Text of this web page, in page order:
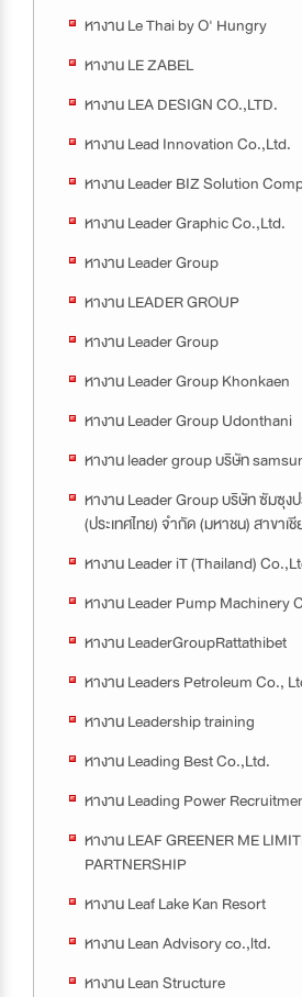
หางาน Le Thai by O' Hungry
หางาน LE ZABEL
หางาน LEA DESIGN CO.,LTD.
หางาน Lead Innovation Co.,Ltd.
หางาน Leader BIZ Solution
หางาน Leader Graphic Co.,Ltd.
หางาน Leader Group
หางาน LEADER GROUP
หางาน Leader Group
หางาน Leader Group Khonkaen
หางาน Leader Group Udonthani
หางาน leader group บริษัท
หางาน Leader Group บริษัท ซัมซุง
(ประเทศไทย) จำกัด (มหาชน) สาขาเชี
หางาน Leader iT (Thailand)
หางาน Leader Pump Machinery
หางาน LeaderGroupRattathibet
หางาน Leaders Petroleum Co.,
หางาน Leadership training
หางาน Leading Best Co.,Ltd.
หางาน Leading Power
หางาน LEAF GREENER ME
PARTNERSHIP
หางาน Leaf​ Lake​ Kan​ Resort
หางาน Lean Advisory co.,ltd.
หางาน Lean Structure